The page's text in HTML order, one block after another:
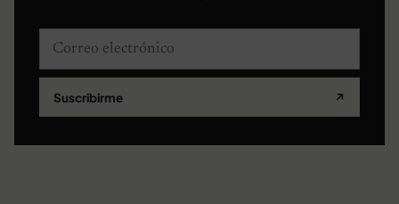
Correo electrónico
Suscribirme ↗